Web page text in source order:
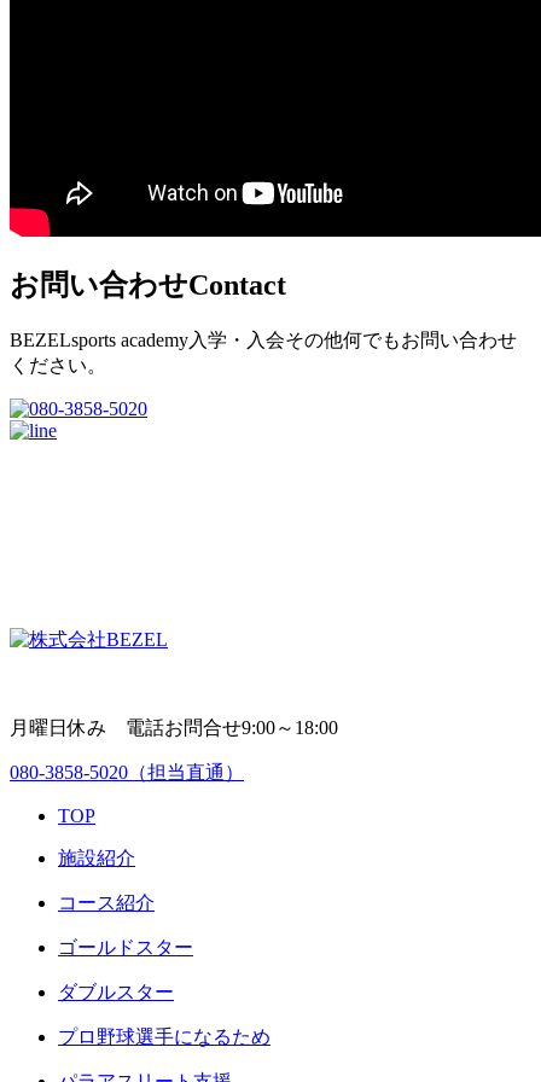
お問い合わせContact
BEZELsports academy入学・入会その他何でもお問い合わせ
ください。
月曜日休み 電話お問合せ9:00～18:00
080-3858-5020 （担当直通）
TOP
施設紹介
コース紹介
ゴールドスター
ダブルスター
プロ野球選手になるため